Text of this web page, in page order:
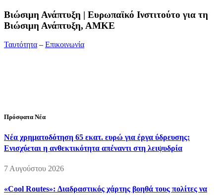
Bιώσιμη Ανάπτυξη | Ευρωπαϊκό Ινστιτούτο για τη
Βιώσιμη Ανάπτυξη, ΑΜΚΕ
Ταυτότητα – Επικοινωνία
Πρόσφατα Νέα
Νέα χρηματοδότηση 65 εκατ. ευρώ για έργα ύδρευσης:
Ενισχύεται η ανθεκτικότητα απέναντι στη λειψυδρία
7 Αυγούστου 2026
«Cool Routes»: Διαδραστικός χάρτης βοηθά τους πολίτες να